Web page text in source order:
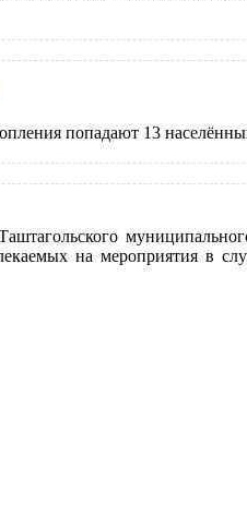
попадают 13
на мероприятия в